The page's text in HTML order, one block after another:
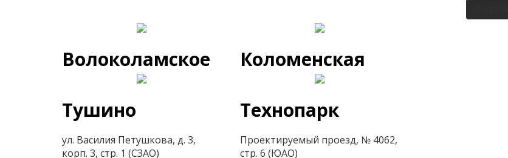
Волоколамское
Тушино
ул. Василия Петушкова, д. 3,
корп. 3, стр. 1 (СЗАО)
Коломенская
Технопарк
Проектируемый проезд, № 4062,
стр. 6 (ЮАО)